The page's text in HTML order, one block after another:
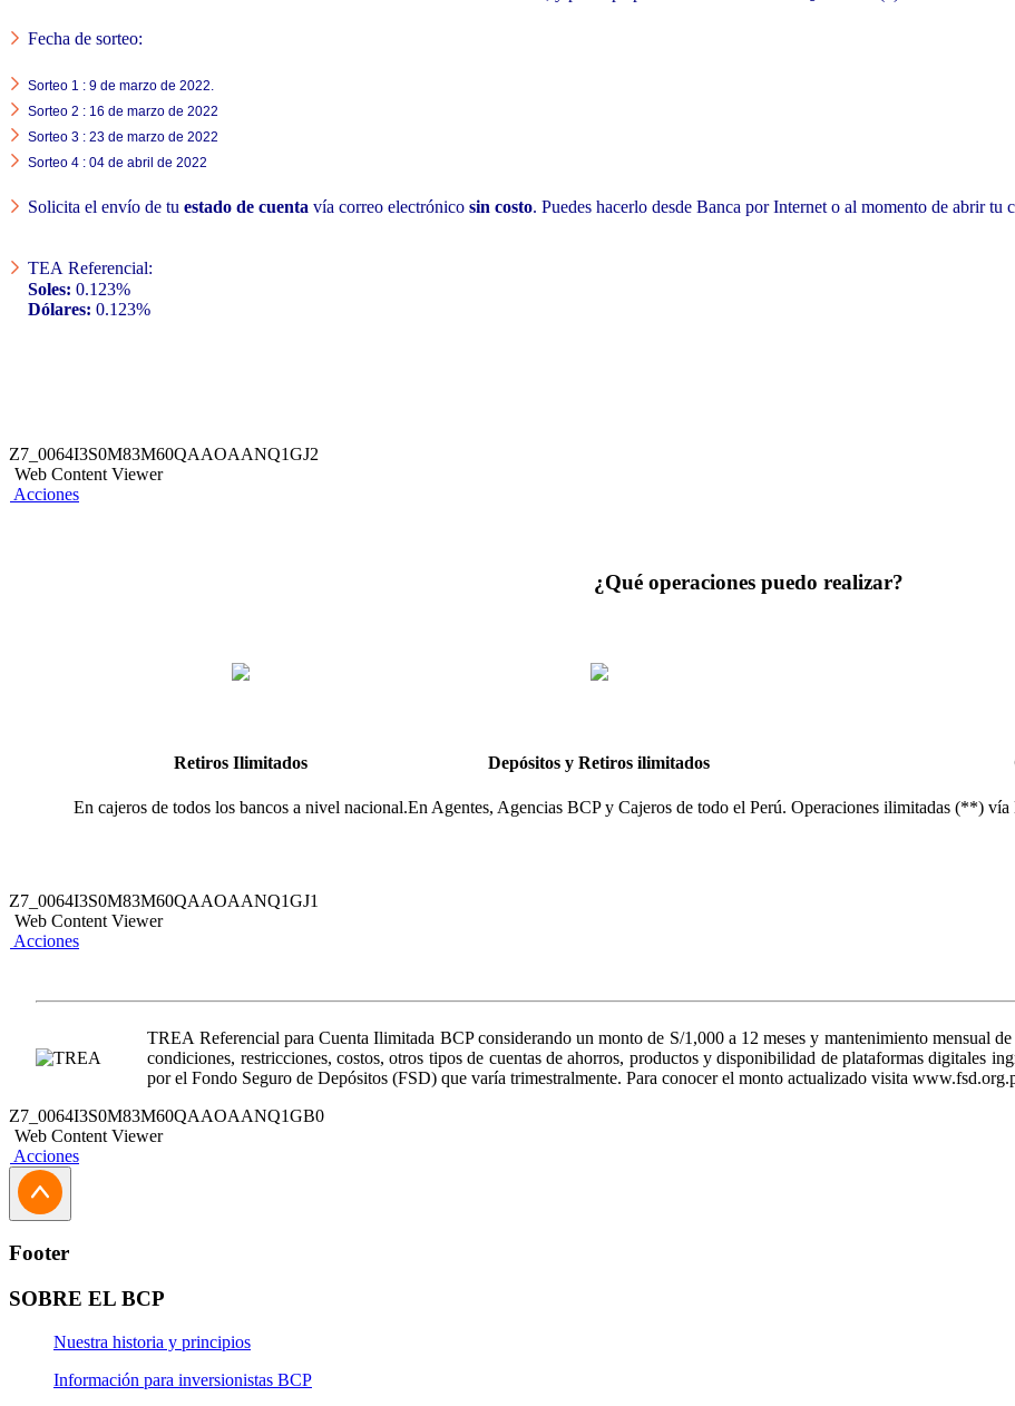
Fecha de sorteo:
Sorteo 1 : 9 de marzo de 2022.
Sorteo 2 : 16 de marzo de 2022
Sorteo 3 : 23 de marzo de 2022
Sorteo 4 : 04 de abril de 2022
Solicita el envío de tu estado de cuenta vía correo electrónico sin costo. Puedes hacerlo desde Banca por Internet o al momento de abrir tu
TEA Referencial:
Soles: 0.123%
Dólares: 0.123%
Z7_0064I3S0M83M60QAAOAANQ1GJ2
Web Content Viewer
Acciones
¿Qué operaciones puedo realizar?
Retiros Ilimitados
En cajeros de todos los bancos a nivel nacional.
Depósitos y Retiros ilimitados
En Agentes, Agencias BCP y Cajeros de todo el Perú. Operaciones ilimitadas (**)
Z7_0064I3S0M83M60QAAOAANQ1GJ1
Web Content Viewer
Acciones
TREA Referencial para Cuenta Ilimitada BCP considerando un monto de S/1,000 a 12 meses y mantenimiento mensual
condiciones, restricciones, costos, otros tipos de cuentas de ahorros, productos y disponibilidad de plataformas digitales
por el Fondo Seguro de Depósitos (FSD) que varía trimestralmente. Para conocer el monto actualizado visita
Z7_0064I3S0M83M60QAAOAANQ1GB0
Web Content Viewer
Acciones
Footer
SOBRE EL BCP
Nuestra historia y principios
Información para inversionistas BCP